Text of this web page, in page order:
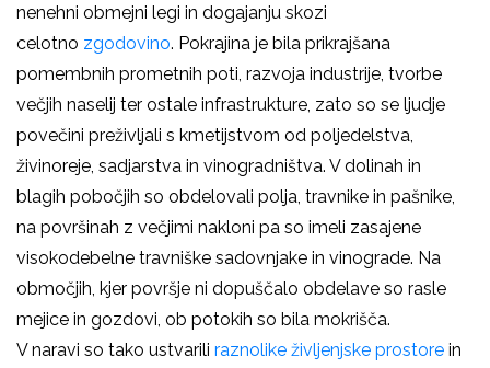
nenehni obmejni legi in dogajanju skozi
celotno zgodovino. Pokrajina je bila prikrajšana
pomembnih prometnih poti, razvoja industrije, tvorbe
večjih naselij ter ostale infrastrukture, zato so se ljudje
povečini preživljali s kmetijstvom od poljedelstva,
živinoreje, sadjarstva in vinogradništva. V dolinah in
blagih pobočjih so obdelovali polja, travnike in pašnike,
na površinah z večjimi nakloni pa so imeli zasajene
visokodebelne travniške sadovnjake in vinograde. Na
območjih, kjer površje ni dopuščalo obdelave so rasle
mejice in gozdovi, ob potokih so bila mokrišča.
V naravi so tako ustvarili raznolike življenjske prostore in